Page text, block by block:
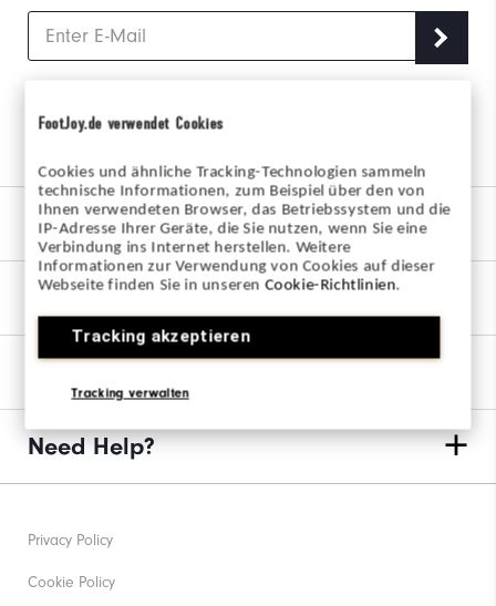
FootJoy.de verwendet Cookies
Cookies und ähnliche Tracking-Technologien sammeln
technische Informationen, zum Beispiel über den von
Ihnen verwendeten Browser, das Betriebssystem und die
IP-Adresse Ihrer Geräte, die Sie nutzen, wenn Sie eine
Verbindung ins Internet herstellen. Weitere
Informationen zur Verwendung von Cookies auf dieser
Webseite finden Sie in unserenCookie-Richtlinien.
Tracking akzeptieren
Tracking verwalten
Join us on the links
Our Brand
Find My Fit
Orders & Returns
Need Help?
Privacy Policy
Cookie Policy